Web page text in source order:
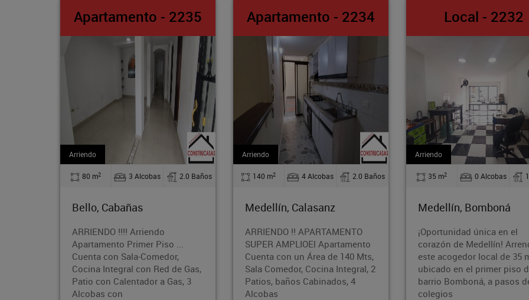
Apartamento - 2234
Arriendo
140 m2 4 Alcobas 2.0 Baños
Medellín, Calasanz
ARRIENDO !! APARTAMENTO
SUPER AMPLIOEl Apartamento
Cuenta con un Área de 140 Mts,
Sala Comedor, Cocina Integral, 2
Patios, baños Cabinados, 4
Alcobas
Local - 2232
Arriendo
35 m2 0 Alcobas 1.0 Baños
Medellín, Bomboná
¡Oportunidad única en el
corazón de Medellín! Arrenda
este acogedor local de 35 m²
ubicado en el primer piso del
barrio Bomboná, a pasos de
colegios
Apto-Loft -
Arriendo
35 m2 1 Alcobas
Medellín, Belen
¿Buscas un espacio y
para llamar hogar?
este cómodo Apto-
en el encantador
Belén, Medellín. Con
35